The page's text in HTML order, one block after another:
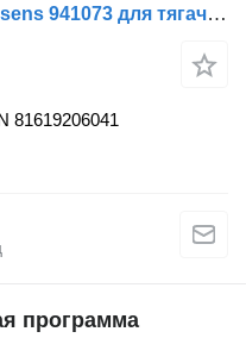
Радиатор кондиционера Nissens 941073 для тягача MAN TGX, TGS
81619206041
программа